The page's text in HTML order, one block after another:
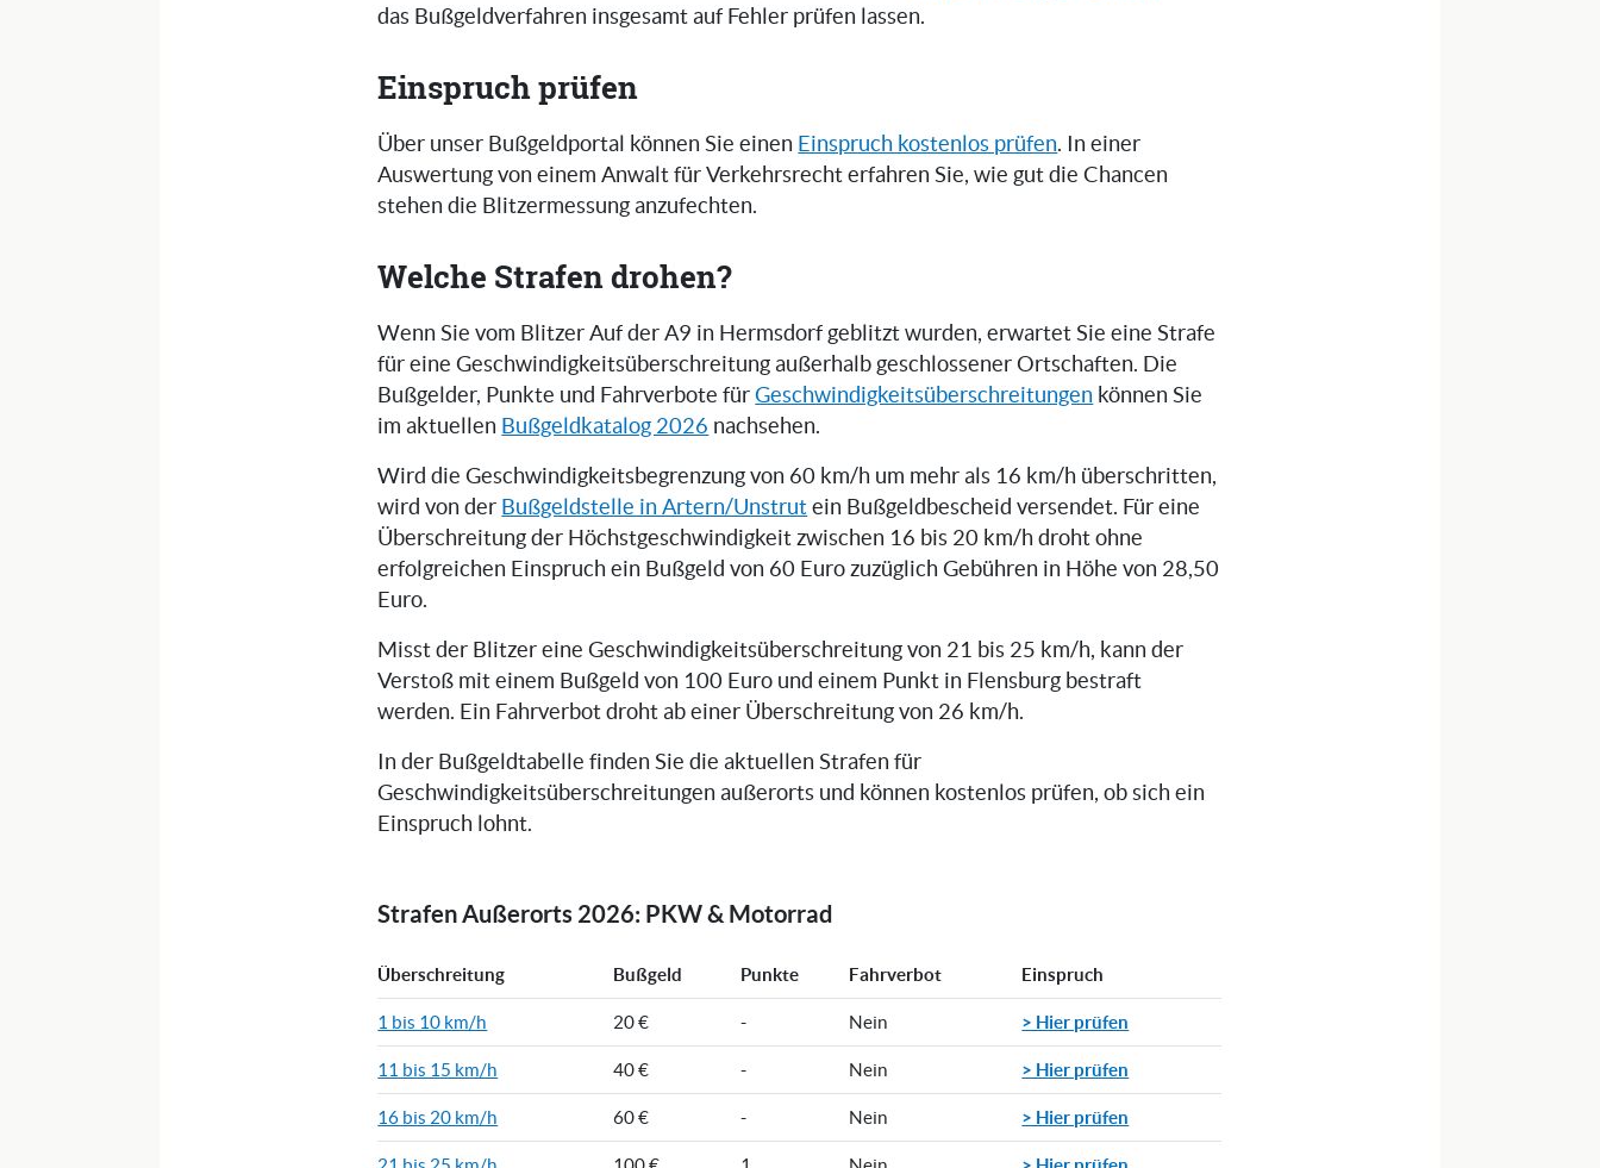
das Bußgeldverfahren insgesamt auf Fehler prüfen lassen.
Einspruch prüfen
Über unser Bußgeldportal können Sie einen Einspruch kostenlos prüfen. In einer
Auswertung von einem Anwalt für Verkehrsrecht erfahren Sie, wie gut die Chancen
stehen die Blitzermessung anzufechten.
Welche Strafen drohen?
Wenn Sie vom Blitzer Auf der A9 in Hermsdorf geblitzt wurden, erwartet Sie eine Strafe
für eine Geschwindigkeitsüberschreitung außerhalb geschlossener Ortschaften. Die
Bußgelder, Punkte und Fahrverbote fürGeschwindigkeitsüberschreitungen können Sie
im aktuellen Bußgeldkatalog 2026 nachsehen.
Wird die Geschwindigkeitsbegrenzung von 60 km/h um mehr als 16 km/h überschritten,
wird von der Bußgeldstelle in Artern/Unstrut ein Bußgeldbescheid versendet. Für eine
Überschreitung der Höchstgeschwindigkeit zwischen 16 bis 20 km/h droht ohne
erfolgreichen Einspruch ein Bußgeld von 60 Euro zuzüglich Gebühren in Höhe von 28,50
Euro.
Misst der Blitzer eine Geschwindigkeitsüberschreitung von 21 bis 25 km/h, kann der
Verstoß mit einem Bußgeld von 100 Euro und einem Punkt in Flensburg bestraft
werden. Ein Fahrverbot droht ab einer Überschreitung von 26 km/h.
In der Bußgeldtabelle finden Sie die aktuellen Strafen für
Geschwindigkeitsüberschreitungen außerorts und können kostenlos prüfen, ob sich ein
Einspruch lohnt.
Strafen Außerorts 2026: PKW & Motorrad
Überschreitung Bußgeld Punkte Fahrverbot Einspruch
1 bis 10 km/h 20 € - Nein > Hier prüfen
11 bis 15 km/h 40 € - Nein > Hier prüfen
16 bis 20 km/h 60 € - Nein > Hier prüfen